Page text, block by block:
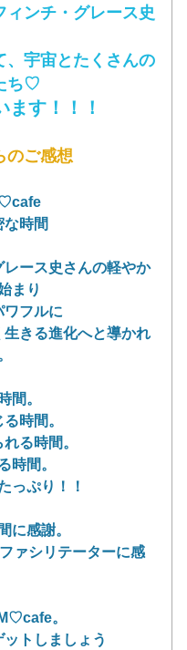
ィンチ・グレース史
宇宙とたくさんの
ち♡
ます！！！
のご感想
な時間
ース史さんの軽やか
まり
ワフルに
きる進化へと導かれ
間。
時間。
る時間。
時間。
っぷり！！
に感謝。
ァシリテーターに感
。
トしましょう